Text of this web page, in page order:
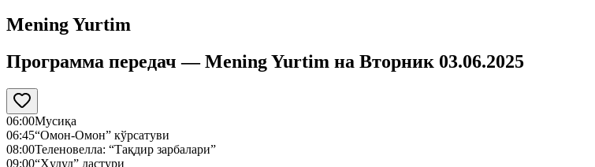
Mening Yurtim
Программа передач —Mening Yurtim на Вторник 03.06.2025
06:00Мусиқа
06:45“Омон-Омон” кўрсатуви
08:00Теленовелла: “Тақдир зарбалари”
09:00“Ҳудуд” дастури